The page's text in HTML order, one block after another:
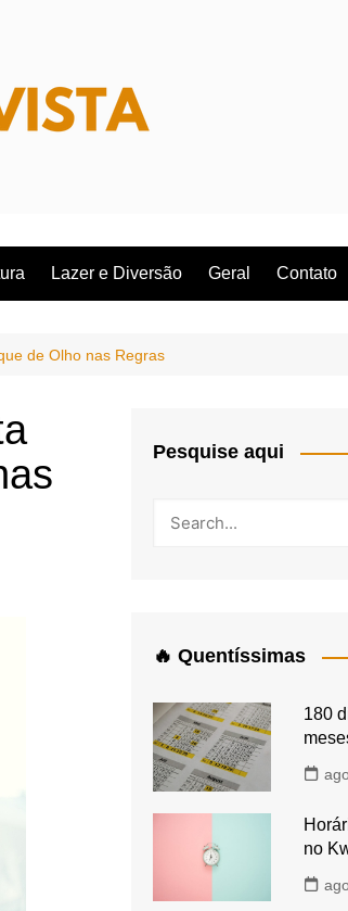
Lazer e Diversão Geral Contato
de Olho nas Regras
Pesquise aqui
🔥 Quentíssimas
180
no